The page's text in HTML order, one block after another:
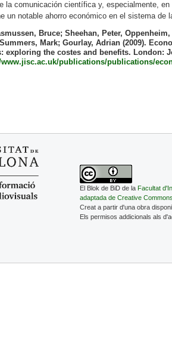
la comunicación científica y, especialmente,
un notable ahorro económico en el sistema de
Bruce; Sheehan, Peter,
Mark; Gourlay, Adrian (2009).
exploring the costes and benefits. London:
www.jisc.ac.uk/publications/publications/
El Blok de BiD de la Facultat
adaptada de Creative
Creat a partir d'una obra
Els permisos addicionals als